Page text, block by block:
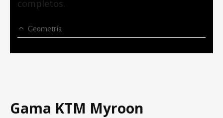
completos.
Geometría
Gama KTM Myroon